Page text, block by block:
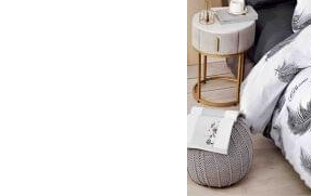
Lenjerii De Pat Creponate
Lenjerii De Pat Bumbac Poplin 2
Lenjerii De Pat Bumbac Poplin,